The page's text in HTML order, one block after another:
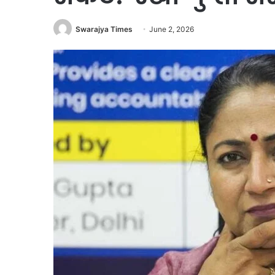
Swarajya Times June 2, 2026